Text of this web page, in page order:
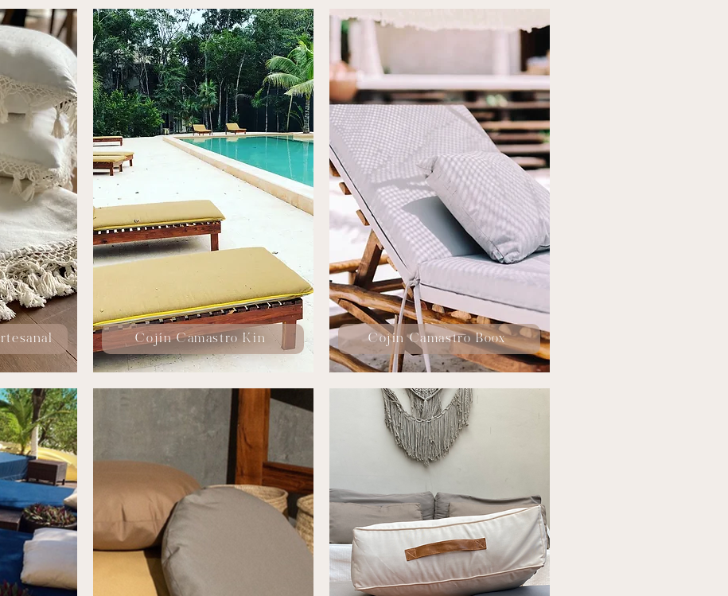
Cojín Camastro Kin Cojín Camastro Boox